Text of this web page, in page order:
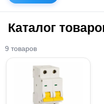
Каталог
9 товаров